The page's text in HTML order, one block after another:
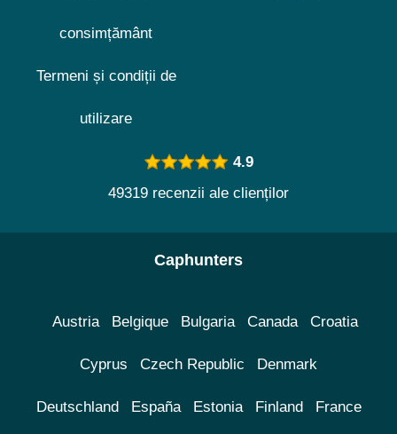
consimțământ
Termeni și condiții de
utilizare
4.9
49319 recenzii ale clienților
Caphunters
Austria Belgique Bulgaria Canada Croatia
Cyprus Czech Republic Denmark
Deutschland España Estonia Finland France